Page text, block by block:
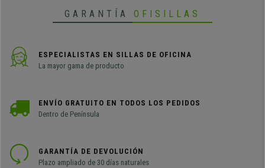
GARANTÍA OFISILLAS
ESPECIALISTAS EN SILLAS DE OFICINA
La mayor gama de producto
ENVÍO GRATUITO EN TODOS LOS PEDIDOS
Dentro de Península
GARANTÍA DE DEVOLUCIÓN
Plazo ampliado de 30 días naturales